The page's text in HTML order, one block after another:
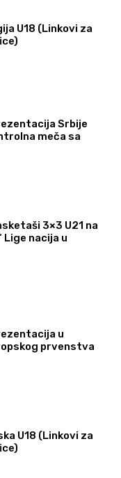
U18 (Linkovi za
Srbije
meča sa
3×3 U21 na
Lige nacija u
u
prvenstva
U18 (Linkovi za